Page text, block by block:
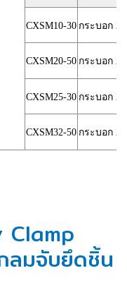
CXSM10-30 กระบอก 2
CXSM20-50 กระบอก 2
CXSM25-30 กระบอก 2
CXSM32-50 กระบอก 2
Clamp
มจับยึดชิ้น